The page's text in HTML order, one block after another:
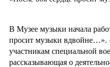
В Музее музыки начала
просит музыки
участникам специальной
рассказывающая о